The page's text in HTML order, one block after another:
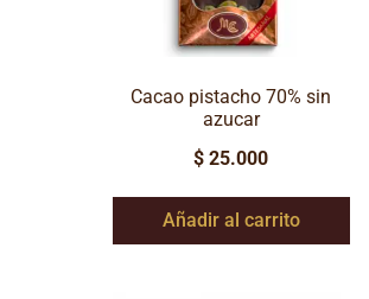
Cacao pistacho 70% sin
azucar
$ 25.000
Añadir al carrito